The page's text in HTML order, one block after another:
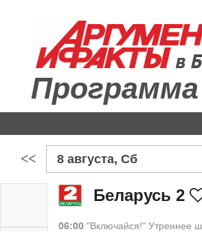
Программа
<< 8 августа, Сб
Беларусь 2
06:00 "Включайся!" Утреннее